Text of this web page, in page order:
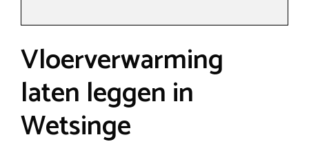
Vloerverwarming
laten leggen in
Wetsinge